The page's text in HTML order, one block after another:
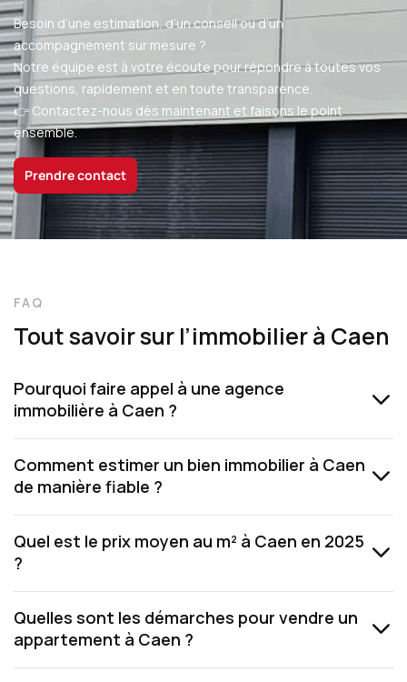
Besoin d’une estimation,d’unconseiloud’un
accompagnement sur mesure ?
Notre équipe est à votre écoutepourrépondreàtoutesvos
questions, rapidement et en toute transparence.
👉 Contactez-nous dès maintenant et faisons le point
ensemble.
Prendre contact
FAQ
Tout savoir sur l’immobilier à Caen
Pourquoi faire appel à une agence
immobilière à Caen ?
Comment estimer un bien immobilier à Caen
de manière fiable ?
Quel est le prix moyen au m² à Caen en 2025
?
Quelles sont les démarches pour vendre un
appartement à Caen ?